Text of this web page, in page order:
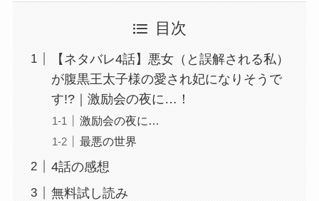
目次
【ネタバレ4話】悪女（と誤解される私）
が腹黒王太子様の愛され妃になりそうで
す!?｜激励会の夜に…！
激励会の夜に…
最悪の世界
4話の感想
無料試し読み